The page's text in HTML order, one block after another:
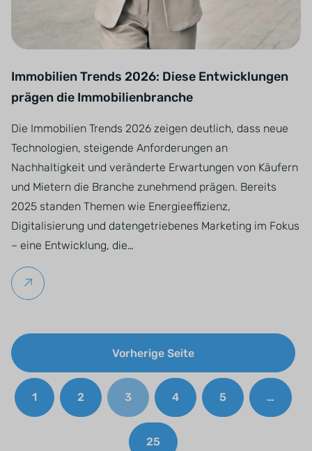
Immobilien Trends 2026: Diese Entwicklungen
prägen die Immobilienbranche
Die Immobilien Trends 2026 zeigen deutlich, dass neue
Technologien, steigende Anforderungen an
Nachhaltigkeit und veränderte Erwartungen von Käufern
und Mietern die Branche zunehmend prägen. Bereits
2025 standen Themen wie Energieeffizienz,
Digitalisierung und datengetriebenes Marketing im Fokus
– eine Entwicklung, die…
Weiterlesen
Vorherige Seite
1 2 3 4 5 …
25